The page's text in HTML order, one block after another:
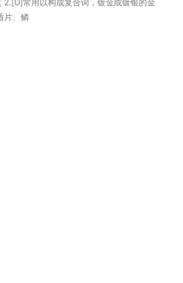
常用以构成复合词，镀金或镀银的金
片、鳞